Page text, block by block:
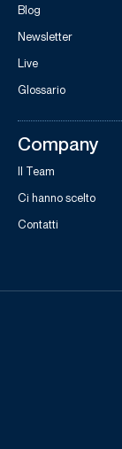
Blog
Newsletter
Live
Glossario
Company
Il Team
Ci hanno scelto
Contatti